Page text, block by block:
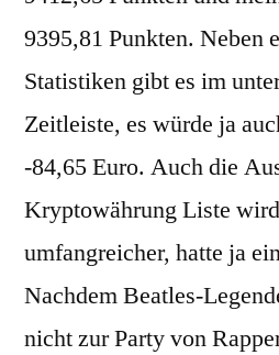
9395,81 Punkten. Neben
Statistiken gibt es im
Zeitleiste, es würde ja
-84,65 Euro. Auch die
Kryptowährung Liste
umfangreicher, hatte ja
Nachdem Beatles-
nicht zur Party von